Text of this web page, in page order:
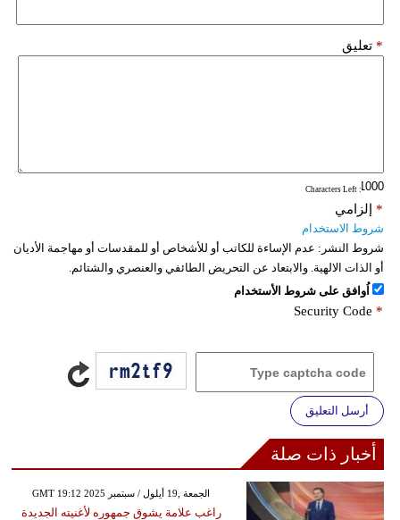
تعليق *
: Characters Left
إلزامي *
شروط الاستخدام
شروط النشر: عدم الإساءة للكاتب أو للأشخاص أو للمقدسات أو مهاجمة الأديان
أو الذات الالهية. والابتعاد عن التحريض الطائفي والعنصري والشتائم.
اُوافق على شروط الأستخدام
Security Code *
أرسل التعليق
أخبار ذات صلة
GMT 19:12 2025 الجمعة ,19 أيلول / سبتمبر
راغب علامة يشوق جمهوره لأغنيته الجديدة